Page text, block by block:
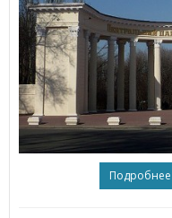
Подробнее